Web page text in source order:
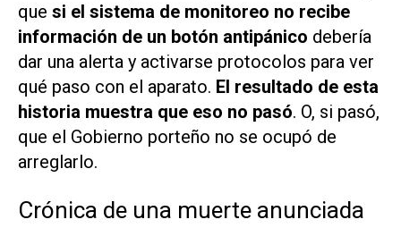
que si el sistema de monitoreo no recibe
información de un botón antipánico debería
dar una alerta y activarse protocolos para ver
qué paso con el aparato. El resultado de esta
historia muestra que eso no pasó. O, si pasó,
que el Gobierno porteño no se ocupó de
arreglarlo.
Crónica de una muerte anunciada